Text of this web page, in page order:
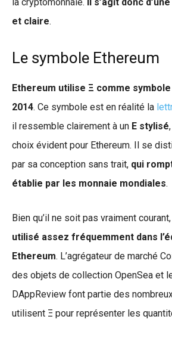
et claire.
Le symbole Ethereum
Ethereum utilise Ξ comme
2014. Ce symbole est en réalité la
il ressemble clairement à un E stylisé
choix évident pour Ethereum. Il se
par sa conception sans trait, qui
établie par les monnaie mondiales.
Bien qu’il ne soit pas vraiment courant,
utilisé assez fréquemment dans
Ethereum. L’agrégateur de marché
des objets de collection OpenSea et
DAppReview font partie des
utilisent Ξ pour représenter les